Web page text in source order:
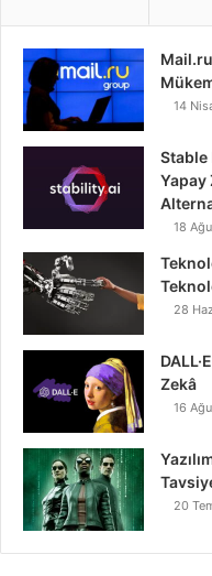
14
Yapay
18
28
Zekâ
16
20